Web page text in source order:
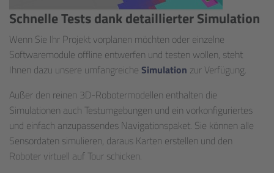
Schnelle Tests dank detaillierter Simulation
Wenn Sie Ihr Projekt vorplanen möchten oder einzelne
Softwaremodule offline entwerfen und testen wollen, steht
Ihnen dazu unsere umfangreiche Simulation zur Verfügung.
Außer den reinen 3D-Robotermodellen enthalten die
Simulationen auch Testumgebungen und ein vorkonfiguriertes
und einfach anzupassendes Navigationspaket. Sie können alle
Sensordaten simulieren, daraus Karten erstellen und den
Roboter virtuell auf Tour schicken.